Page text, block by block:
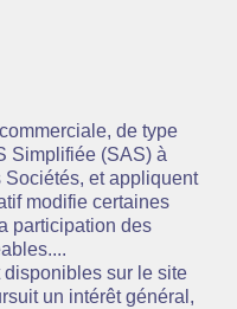
de type
Simplifiée (SAS) à
et appliquent
modifie certaines
participation des
disponibles sur le site
un intérêt général,